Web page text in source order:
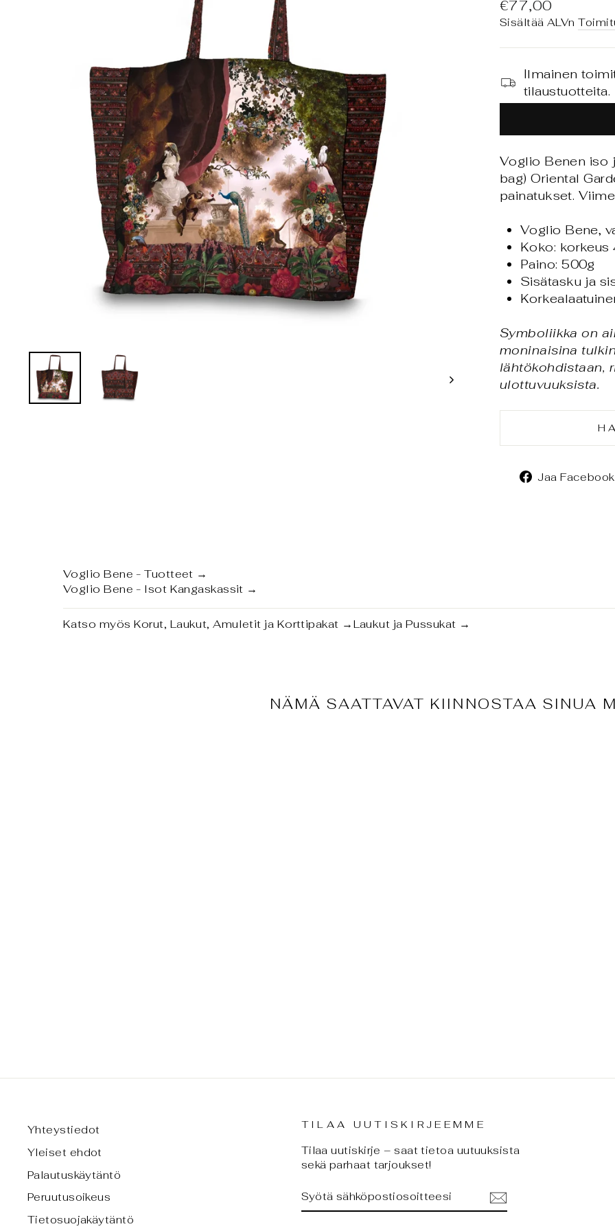
Normaali
hinta
€77,00
Sisältää ALVn
Ilmainen
tilaustuotteita.
Voglio Benen iso
bag) Oriental
painatukset.
Voglio Bene,
Koko:
Paino: 500g
Sisätasku ja
Symboliikka on
moninaisina
lähtökohdistaan,
ulottuvuuksista.
Jaa
Voglio Bene - Tuotteet →
Voglio Bene - Isot Kangaskassit →
Katso myös Korut, Laukut, Amuletit ja Korttipakat →Laukut ja Pussukat →
NÄMÄ SAATTAVAT KIINNOSTAA SINUA
Yhteystiedot
Yleiset ehdot
Palautuskäytäntö
Peruutusoikeus
Tietosuojakäytäntö
TILAA UUTISKIRJEEMME
Tilaa uutiskirje – saat tietoa uutuuksista
sekä parhaat tarjoukset!
SÄHKÖPOSTIOSOITTEESI